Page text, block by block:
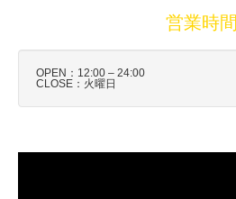
営業時間
OPEN：12:00 – 24:00
CLOSE：火曜日